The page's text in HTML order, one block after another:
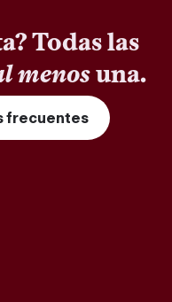
Todas las
menosuna.
frecuentes